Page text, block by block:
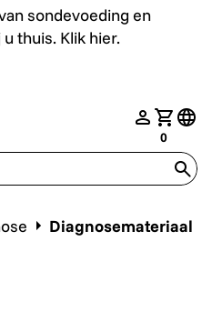
sondevoeding en
thuis. Klik hier.
en toebehoren bij
nav.login
Jouw
0
Diagnosemateriaal